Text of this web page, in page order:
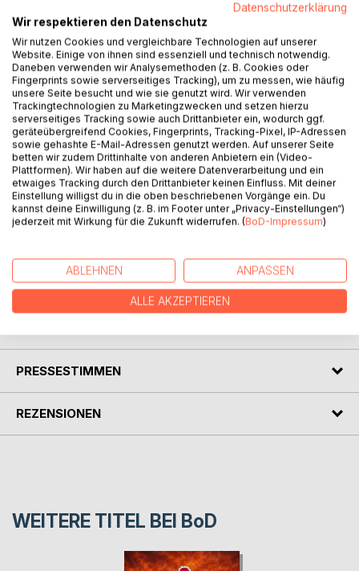
Sekunde: Zusammen mit ihren tierischen Freunden
Bellchen, Bonny, Hugo, Paul und Scout reist sie durch ein
magisches Zeitportal ins Jahr 1325.
Doch dort wartet Gefahr: Mechelina und alle Einhörner
wurden von Trollen entführt und ein Hexenfluch macht alles
noch gefährlicher. Im Wald finden Elli und ihre Freunde eine
glitzernde Spur aus Tränen und folgen ihr bis ins Königreich
Trollhausen. Mit dem Geheimbund Pegasus, einem Troll mit
Herz und der Magie des Wassers schmieden sie einen
waghalsigen Befreiungsplan.
Kann Elli die Einhörner befreien und ihre Mutter retten,
bevor alles zu spät ist?
Ein magisches Abenteuer - Band 2 der dreiteiligen Reihe
um Hugo und seine Freunde!
PRESSESTIMMEN
REZENSIONEN
WEITERE TITEL BEI BoD
Datenschutzerklärung
Wir respektieren den Datenschutz
Wir nutzen Cookies und vergleichbare Technologien auf unserer
Website. Einige von ihnen sind essenziell und technisch notwendig.
Daneben verwenden wir Analysemethoden (z. B. Cookies oder
Fingerprints sowie serverseitiges Tracking), um zu messen, wie häufig
unsere Seite besucht und wie sie genutzt wird. Wir verwenden
Trackingtechnologien zu Marketingzwecken und setzen hierzu
serverseitiges Tracking sowie auch Drittanbieter ein, wodurch ggf.
geräteübergreifend Cookies, Fingerprints, Tracking-Pixel, IP-Adressen
sowie gehashte E-Mail-Adressen genutzt werden. Auf unserer Seite
betten wir zudem Drittinhalte von anderen Anbietern ein (Video-
Plattformen). Wir haben auf die weitere Datenverarbeitung und ein
etwaiges Tracking durch den Drittanbieter keinen Einfluss. Mit deiner
Einstellung willigst du in die oben beschriebenen Vorgänge ein. Du
kannst deine Einwilligung (z. B. im Footer unter „Privacy-Einstellungen“)
jederzeit mit Wirkung für die Zukunft widerrufen. (BoD-Impressum)
ABLEHNEN ANPASSEN
ALLE AKZEPTIEREN